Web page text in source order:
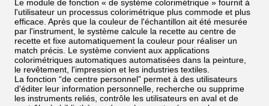
Le module de fonction « de système colorimétrique » fournit à
l'utilisateur un processus colorimétrique plus commode et plus
efficace. Après que la couleur de l'échantillon ait été mesurée
par l'instrument, le système calcule la recette au centre de
recette et fixe automatiquement la couleur pour réaliser un
match précis. Le système convient aux applications
colorimétriques automatiques automatisées dans la peinture,
le revêtement, l'impression et les industries textiles.
La fonction “de centre personnel” permet à des utilisateurs
d'éditer leur information personnelle, recherche ou supprime
les instruments reliés, contrôle les utilisateurs en aval et de